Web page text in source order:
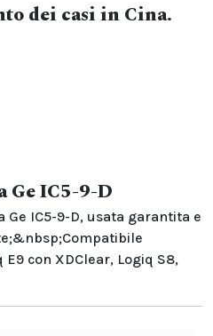
dei casi in Cina.
Ge IC5-9-D
Ge IC5-9-D, usata garantita e
con XDClear, Logiq S8,